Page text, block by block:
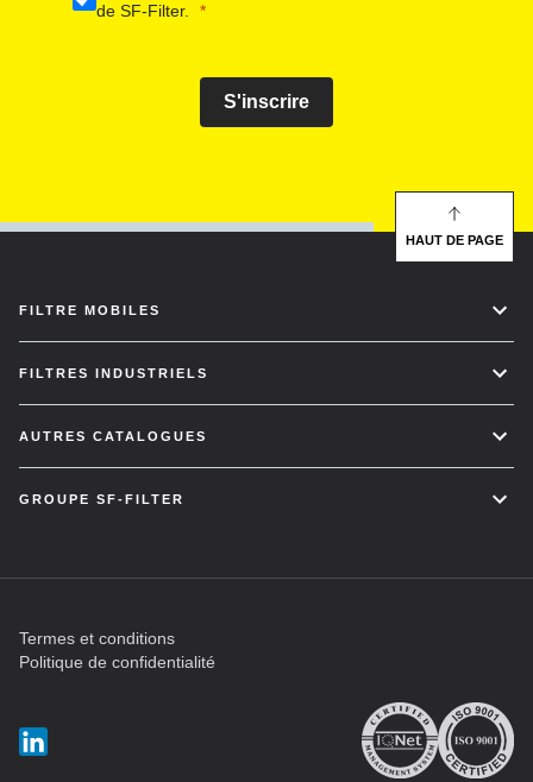
de SF-Filter.
S'inscrire
FILTRE MOBILES
FILTRES INDUSTRIELS
AUTRES CATALOGUES
GROUPE SF-FILTER
Termes et conditions
Politique de confidentialité
HAUT DE PAGE